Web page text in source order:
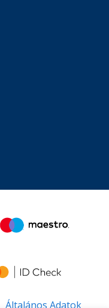
Általános Adatok